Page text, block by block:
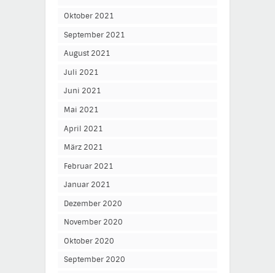
Oktober 2021
September 2021
August 2021
Juli 2021
Juni 2021
Mai 2021
April 2021
März 2021
Februar 2021
Januar 2021
Dezember 2020
November 2020
Oktober 2020
September 2020